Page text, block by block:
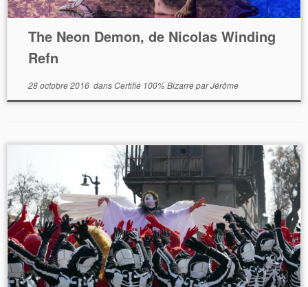
The Neon Demon, de Nicolas Winding
Refn
28 octobre 2016dansCertifié 100% BizarreparJérôme